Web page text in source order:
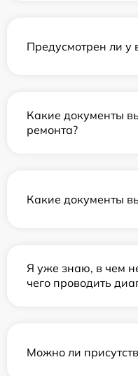
Предусмотрен ли у
Какие документы
ремонта?
Какие документы
Я уже знаю, в чем
чего проводить
Можно ли